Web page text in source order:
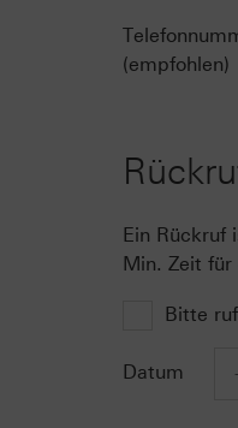
(empfohlen)
Ein Rückruf
Min. Zeit für
Bitte
Datum